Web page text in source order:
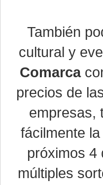
También
cultural y
Comarca
precios de
empresas,
fácilmente
próximos 4
múltiples